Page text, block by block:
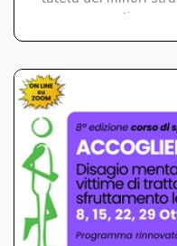
accompagnati e